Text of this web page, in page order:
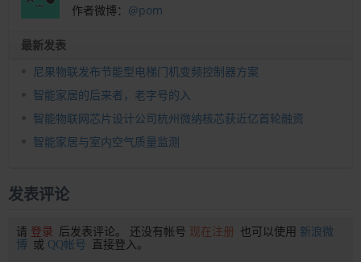
作者微博： @pom
最新发表
尼果物联发布节能型电梯门机变频控制器方案
智能家居的后来者，老字号的入
智能物联网芯片设计公司杭州微纳核芯获近亿首轮融资
智能家居与室内空气质量监测
发表评论
请 登录 后发表评论。 还没有帐号 现在注册 也可以使用 新浪微
博 或 QQ帐号 直接登入。